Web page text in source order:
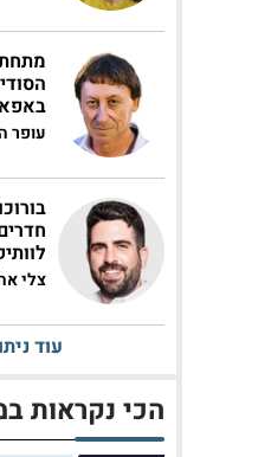
עופר
צלי
עוד
הכי נקראות